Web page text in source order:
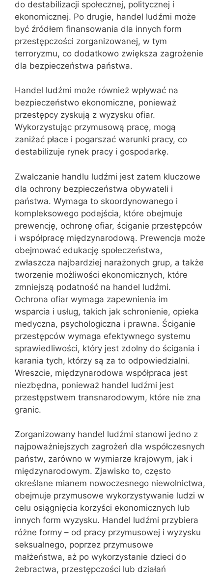
do destabilizacji społecznej, politycznej i
ekonomicznej. Po drugie, handel ludźmi może
być źródłem finansowania dla innych form
przestępczości zorganizowanej, w tym
terroryzmu, co dodatkowo zwiększa zagrożenie
dla bezpieczeństwa państwa.
Handel ludźmi może również wpływać na
bezpieczeństwo ekonomiczne, ponieważ
przestępcy zyskują z wyzysku ofiar.
Wykorzystując przymusową pracę, mogą
zaniżać płace i pogarszać warunki pracy, co
destabilizuje rynek pracy i gospodarkę.
Zwalczanie handlu ludźmi jest zatem kluczowe
dla ochrony bezpieczeństwa obywateli i
państwa. Wymaga to skoordynowanego i
kompleksowego podejścia, które obejmuje
prewencję, ochronę ofiar, ściganie przestępców
i współpracę międzynarodową. Prewencja może
obejmować edukację społeczeństwa,
zwłaszcza najbardziej narażonych grup, a także
tworzenie możliwości ekonomicznych, które
zmniejszą podatność na handel ludźmi.
Ochrona ofiar wymaga zapewnienia im
wsparcia i usług, takich jak schronienie, opieka
medyczna, psychologiczna i prawna. Ściganie
przestępców wymaga efektywnego systemu
sprawiedliwości, który jest zdolny do ścigania i
karania tych, którzy są za to odpowiedzialni.
Wreszcie, międzynarodowa współpraca jest
niezbędna, ponieważ handel ludźmi jest
przestępstwem transnarodowym, które nie zna
granic.
Zorganizowany handel ludźmi stanowi jedno z
najpoważniejszych zagrożeń dla współczesnych
państw, zarówno w wymiarze krajowym, jak i
międzynarodowym. Zjawisko to, często
określane mianem nowoczesnego niewolnictwa,
obejmuje przymusowe wykorzystywanie ludzi w
celu osiągnięcia korzyści ekonomicznych lub
innych form wyzysku. Handel ludźmi przybiera
różne formy – od pracy przymusowej i wyzysku
seksualnego, poprzez przymusowe
małżeństwa, aż po wykorzystanie dzieci do
żebractwa, przestępczości lub działań